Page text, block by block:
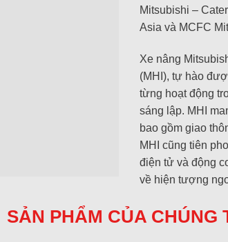
Mitsubishi –
Asia và MCFC
Xe nâng
(MHI), tự hào
từng hoạt động
sáng lập. MHI
bao gồm giao
MHI cũng tiên
điện tử và động
về hiện tượng
SẢN PHẨM CỦA CHÚNG